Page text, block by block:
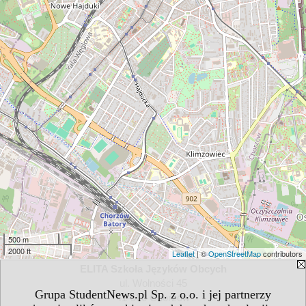
Grupa StudentNews.pl Sp. z o.o. i jej partnerzy
500 m
2000 ft
Leaflet| ©OpenStreetMapcontributors
41-500 Chorzów